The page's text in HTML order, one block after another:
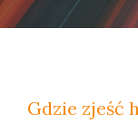
Gdzie zjeść